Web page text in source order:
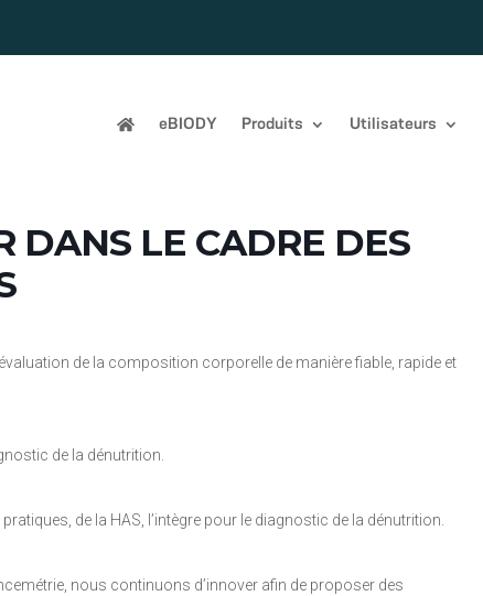
eBIODY Produits Utilisateurs
LE CADRE DES
de la composition corporelle de manière fiable, rapide et
de la dénutrition.
de la HAS, l’intègre pour le diagnostic de la dénutrition.
nous continuons d’innover afin de proposer des